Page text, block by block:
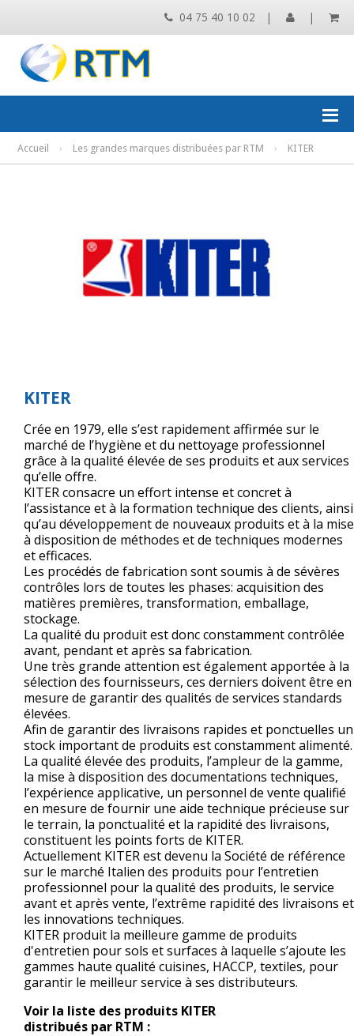
04 75 40 10 02 | |
Accueil › Les grandes marques distribuées par RTM › KITER
KITER
Crée en 1979, elle s’est rapidement affirmée sur le
marché de l’hygiène et du nettoyage professionnel
grâce à la qualité élevée de ses produits et aux services
qu’elle offre.
KITER consacre un effort intense et concret à
l’assistance et à la formation technique des clients, ainsi
qu’au développement de nouveaux produits et à la mise
à disposition de méthodes et de techniques modernes
et efficaces.
Les procédés de fabrication sont soumis à de sévères
contrôles lors de toutes les phases: acquisition des
matières premières, transformation, emballage,
stockage.
La qualité du produit est donc constamment contrôlée
avant, pendant et après sa fabrication.
Une très grande attention est également apportée à la
sélection des fournisseurs, ces derniers doivent être en
mesure de garantir des qualités de services standards
élevées.
Afin de garantir des livraisons rapides et ponctuelles un
stock important de produits est constamment alimenté.
La qualité élevée des produits, l’ampleur de la gamme,
la mise à disposition des documentations techniques,
l’expérience applicative, un personnel de vente qualifié
en mesure de fournir une aide technique précieuse sur
le terrain, la ponctualité et la rapidité des livraisons,
constituent les points forts de KITER.
Actuellement KITER est devenu la Société de référence
sur le marché Italien des produits pour l’entretien
professionnel pour la qualité des produits, le service
avant et après vente, l’extrême rapidité des livraisons et
les innovations techniques.
KITER produit la meilleure gamme de produits
d'entretien pour sols et surfaces à laquelle s’ajoute les
gammes haute qualité cuisines, HACCP, textiles, pour
garantir le meilleur service à ses distributeurs.
Voir la liste des produits KITER
distribués par RTM :